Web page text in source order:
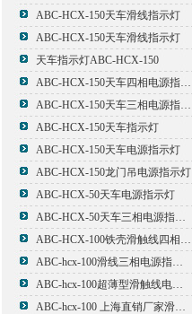
ABC-HCX-150天车滑线指示灯
ABC-HCX-150天车滑线指示灯
天车指示灯ABC-HCX-150
ABC-HCX-150天车四相电源指示灯
ABC-HCX-150天车三相电源指示灯
ABC-HCX-150天车指示灯
ABC-HCX-150天车电源指示灯
ABC-HCX-150龙门吊电源指示灯
ABC-HCX-50天车电源指示灯
ABC-HCX-50天车三相电源指示灯
ABC-HCX-100铁壳滑触线四相电源指示灯
ABC-hcx-100滑线三相电源指示灯
ABC-hcx-100超薄型滑触线电源指示灯
ABC-hcx-100 上海直销厂家滑触线指示灯